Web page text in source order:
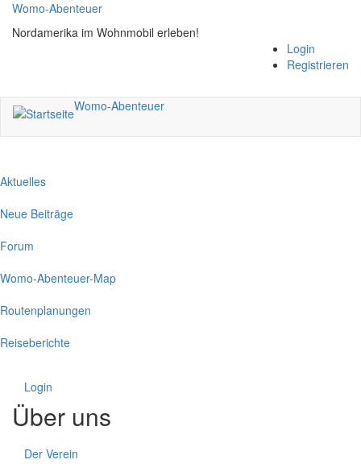
Direkt
zum
Inhalt
Womo-Abenteuer
Nordamerika im Wohnmobil erleben!
Login
Registrieren
Womo-Abenteuer
Aktuelles
Neue Beiträge
Forum
Womo-Abenteuer-Map
Routenplanungen
Reiseberichte
Login
Über uns
Der Verein